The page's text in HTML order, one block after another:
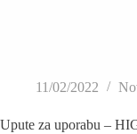
11/02/2022
Upute za uporabu –